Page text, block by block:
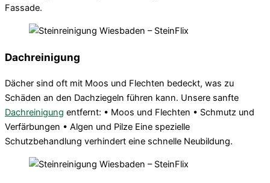
Fassade.
Dachreinigung
Dächer sind oft mit Moos und Flechten bedeckt, was zu
Schäden an den Dachziegeln führen kann. Unsere sanfte
Dachreinigung entfernt: • Moos und Flechten • Schmutz und
Verfärbungen • Algen und Pilze Eine spezielle
Schutzbehandlung verhindert eine schnelle Neubildung.